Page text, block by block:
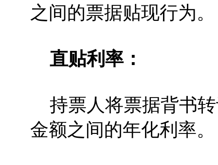
之间的票据贴现行为。
直贴利率：
持票人将票据背书
金额之间的年化利率。